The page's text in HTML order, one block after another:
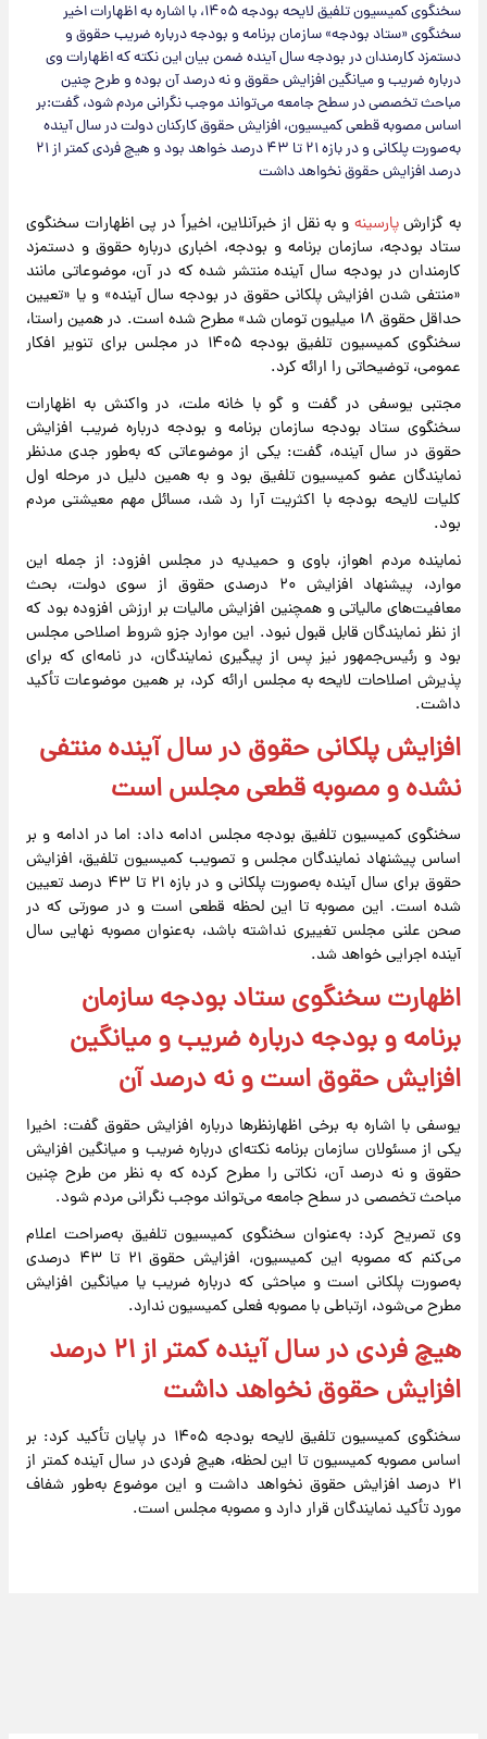
سخنگوی کمیسیون تلفیق لایحه بودجه ۱۴۰۵، با اشاره به اظهارات اخیر
سخنگوی «ستاد بودجه» سازمان برنامه و بودجه درباره ضریب حقوق و
دستمزد کارمندان در بودجه سال آینده ضمن بیان این نکته که اظهارات وی
درباره ضریب و میانگین افزایش حقوق و نه درصد آن بوده و طرح چنین
مباحث تخصصی در سطح جامعه می‌تواند موجب نگرانی مردم شود، گفت:بر
اساس مصوبه قطعی کمیسیون، افزایش حقوق کارکنان دولت در سال آینده
به‌صورت پلکانی و در بازه ۲۱ تا ۴۳ درصد خواهد بود و هیچ فردی کمتر از ۲۱
درصد افزایش حقوق نخواهد داشت
به گزارشپارسینه و به نقل از خبرآنلاین، اخیراً در پی اظهارات سخنگوی
ستاد بودجه، سازمان برنامه و بودجه، اخباری درباره حقوق و دستمزد
کارمندان در بودجه سال آینده منتشر شده که در آن، موضوعاتی مانند
«منتفی شدن افزایش پلکانی حقوق در بودجه سال آینده» و یا «تعیین
حداقل حقوق ۱۸ میلیون تومان شد» مطرح شده است. در همین راستا،
سخنگوی کمیسیون تلفیق بودجه ۱۴۰۵ در مجلس برای تنویر افکار
عمومی، توضیحاتی را ارائه کرد.
مجتبی یوسفی در گفت و گو با خانه ملت، در واکنش به اظهارات
سخنگوی ستاد بودجه سازمان برنامه و بودجه درباره ضریب افزایش
حقوق در سال آینده، گفت: یکی از موضوعاتی که به‌طور جدی مدنظر
نمایندگان عضو کمیسیون تلفیق بود و به همین دلیل در مرحله اول
کلیات لایحه بودجه با اکثریت آرا رد شد، مسائل مهم معیشتی مردم
بود.
نماینده مردم اهواز، باوی و حمیدیه در مجلس افزود: از جمله این
موارد، پیشنهاد افزایش ۲۰ درصدی حقوق از سوی دولت، بحث
معافیت‌های مالیاتی و همچنین افزایش مالیات بر ارزش افزوده بود که
از نظر نمایندگان قابل قبول نبود. این موارد جزو شروط اصلاحی مجلس
بود و رئیس‌جمهور نیز پس از پیگیری نمایندگان، در نامه‌ای که برای
پذیرش اصلاحات لایحه به مجلس ارائه کرد، بر همین موضوعات تأکید
داشت.
افزایش پلکانی حقوق در سال آینده منتفی
نشده و مصوبه قطعی مجلس است
سخنگوی کمیسیون تلفیق بودجه مجلس ادامه داد: اما در ادامه و بر
اساس پیشنهاد نمایندگان مجلس و تصویب کمیسیون تلفیق، افزایش
حقوق برای سال آینده به‌صورت پلکانی و در بازه ۲۱ تا ۴۳ درصد تعیین
شده است. این مصوبه تا این لحظه قطعی است و در صورتی که در
صحن علنی مجلس تغییری نداشته باشد، به‌عنوان مصوبه نهایی سال
آینده اجرایی خواهد شد.
اظهارت سخنگوی ستاد بودجه سازمان
برنامه و بودجه درباره ضریب و میانگین
افزایش حقوق است و نه درصد آن
یوسفی با اشاره به برخی اظهارنظرها درباره افزایش حقوق گفت: اخیرا
یکی از مسئولان سازمان برنامه نکته‌ای درباره ضریب و میانگین افزایش
حقوق و نه درصد آن، نکاتی را مطرح کرده که به نظر من طرح چنین
مباحث تخصصی در سطح جامعه می‌تواند موجب نگرانی مردم شود.
وی تصریح کرد: به‌عنوان سخنگوی کمیسیون تلفیق به‌صراحت اعلام
می‌کنم که مصوبه این کمیسیون، افزایش حقوق ۲۱ تا ۴۳ درصدی
به‌صورت پلکانی است و مباحثی که درباره ضریب یا میانگین افزایش
مطرح می‌شود، ارتباطی با مصوبه فعلی کمیسیون ندارد.
هیچ فردی در سال آینده کمتر از ۲۱ درصد
افزایش حقوق نخواهد داشت
سخنگوی کمیسیون تلفیق لایحه بودجه ۱۴۰۵ در پایان تأکید کرد: بر
اساس مصوبه کمیسیون تا این لحظه، هیچ فردی در سال آینده کمتر از
۲۱ درصد افزایش حقوق نخواهد داشت و این موضوع به‌طور شفاف
مورد تأکید نمایندگان قرار دارد و مصوبه مجلس است.